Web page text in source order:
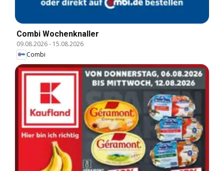
Combi Wochenknaller
09.08.2026- 15.08.2026
Combi